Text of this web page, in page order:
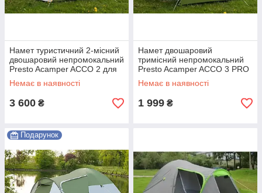
Намет туристичний 2-місний
двошаровий непромокальний
Presto Acamper ACCO 2 для
відпочинку Shopik
Немає в наявності
3 600 ₴
Намет двошаровий
тримісний непромокальний
Presto Acamper ACCO 3 PRO
для туризму відпочинку
зелений Shopik
Немає в наявності
1 999 ₴
Подарунок